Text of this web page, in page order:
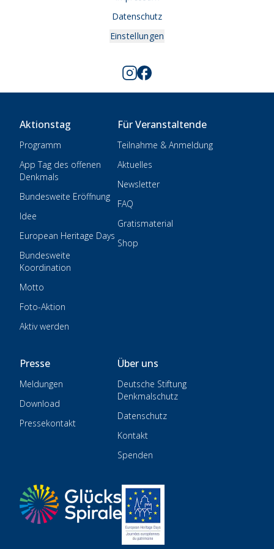
Datenschutz
Einstellungen
Aktionstag
Programm
App Tag des offenen
Denkmals
Bundesweite Eröffnung
Idee
European Heritage Days
Bundesweite
Koordination
Motto
Foto-Aktion
Aktiv werden
Für Veranstaltende
Teilnahme & Anmeldung
Aktuelles
Newsletter
FAQ
Gratismaterial
Shop
Presse
Meldungen
Download
Pressekontakt
Über uns
Deutsche Stiftung
Denkmalschutz
Datenschutz
Kontakt
Spenden